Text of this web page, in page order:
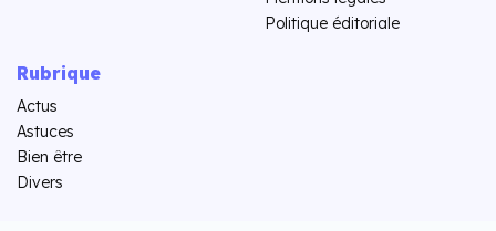
Politique éditoriale
Rubrique
Actus
Astuces
Bien être
Divers